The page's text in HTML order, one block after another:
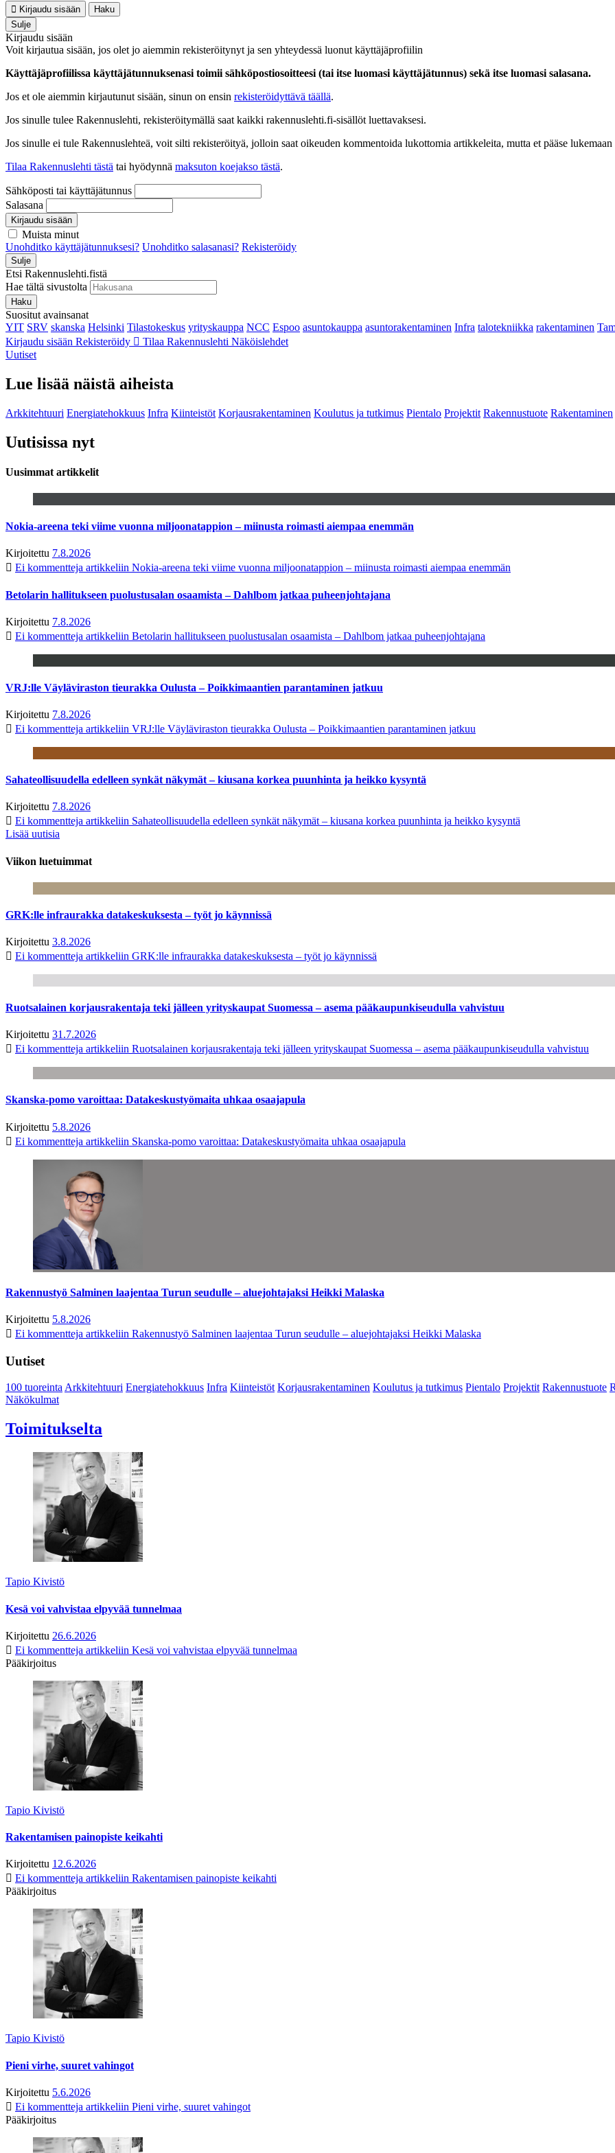
Kirjaudu sisään
Haku
Sulje
Kirjaudu sisään
Voit kirjautua sisään, jos olet jo aiemmin rekisteröitynyt ja sen yhteydessä luonut käyttäjäprofiilin
Käyttäjäprofiilissa käyttäjätunnuksenasi toimii sähköpostiosoitteesi (tai itse luomasi käyttäjätunnus) sekä itse luomasi salasana.
Jos et ole aiemmin kirjautunut sisään, sinun on ensin rekisteröidyttävä täällä.
Jos sinulle tulee Rakennuslehti, rekisteröitymällä saat kaikki rakennuslehti.fi-sisällöt luettavaksesi.
Jos sinulle ei tule Rakennuslehteä, voit silti rekisteröityä, jolloin saat oikeuden kommentoida lukottomia artikkeleita, mutta et pääse
Tilaa Rakennuslehti tästä tai hyödynnä maksuton koejakso tästä.
Sähköposti tai käyttäjätunnus
Salasana
Kirjaudu sisään
Muista minut
Unohditko käyttäjätunnuksesi? Unohditko salasanasi? Rekisteröidy
Sulje
Etsi Rakennuslehti.fistä
Hae tältä sivustolta
Haku
Suositut avainsanat
YIT SRV skanska Helsinki Tilastokeskus yrityskauppa NCC Espoo asuntokauppa asuntorakentaminen Infra talotekniikka rakentaminen
Kirjaudu sisään Rekisteröidy Tilaa Rakennuslehti Näköislehdet
Uutiset
Lue lisää näistä aiheista
Arkkitehtuuri Energiatehokkuus Infra Kiinteistöt Korjausrakentaminen Koulutus ja tutkimus Pientalo Projektit Rakennustuote Rakentaminen
Uutisissa nyt
Uusimmat artikkelit
Nokia-areena teki viime vuonna miljoonatappion – miinusta roimasti aiempaa enemmän
Kirjoitettu 7.8.2026
Ei kommentteja artikkeliin Nokia-areena teki viime vuonna miljoonatappion – miinusta roimasti aiempaa enemmän
Betolarin hallitukseen puolustusalan osaamista – Dahlbom jatkaa puheenjohtajana
Kirjoitettu 7.8.2026
Ei kommentteja artikkeliin Betolarin hallitukseen puolustusalan osaamista – Dahlbom jatkaa puheenjohtajana
VRJ:lle Väyläviraston tieurakka Oulusta – Poikkimaantien parantaminen jatkuu
Kirjoitettu 7.8.2026
Ei kommentteja artikkeliin VRJ:lle Väyläviraston tieurakka Oulusta – Poikkimaantien parantaminen jatkuu
Sahateollisuudella edelleen synkät näkymät – kiusana korkea puunhinta ja heikko kysyntä
Kirjoitettu 7.8.2026
Ei kommentteja artikkeliin Sahateollisuudella edelleen synkät näkymät – kiusana korkea puunhinta ja heikko kysyntä
Lisää uutisia
Viikon luetuimmat
GRK:lle infraurakka datakeskuksesta – työt jo käynnissä
Kirjoitettu 3.8.2026
Ei kommentteja artikkeliin GRK:lle infraurakka datakeskuksesta – työt jo käynnissä
Ruotsalainen korjausrakentaja teki jälleen yrityskaupat Suomessa – asema pääkaupunkiseudulla vahvistuu
Kirjoitettu 31.7.2026
Ei kommentteja artikkeliin Ruotsalainen korjausrakentaja teki jälleen yrityskaupat Suomessa – asema pääkaupunkiseudulla vahvistuu
Skanska-pomo varoittaa: Datakeskustyömaita uhkaa osaajapula
Kirjoitettu 5.8.2026
Ei kommentteja artikkeliin Skanska-pomo varoittaa: Datakeskustyömaita uhkaa osaajapula
Rakennustyö Salminen laajentaa Turun seudulle – aluejohtajaksi Heikki Malaska
Kirjoitettu 5.8.2026
Ei kommentteja artikkeliin Rakennustyö Salminen laajentaa Turun seudulle – aluejohtajaksi Heikki Malaska
Uutiset
100 tuoreintaArkkitehtuuri Energiatehokkuus Infra Kiinteistöt Korjausrakentaminen Koulutus ja tutkimus Pientalo Projektit Rakennustuote
Näkökulmat
Toimitukselta
Tapio Kivistö
Kesä voi vahvistaa elpyvää tunnelmaa
Kirjoitettu 26.6.2026
Ei kommentteja artikkeliin Kesä voi vahvistaa elpyvää tunnelmaa
Pääkirjoitus
Tapio Kivistö
Rakentamisen painopiste keikahti
Kirjoitettu 12.6.2026
Ei kommentteja artikkeliin Rakentamisen painopiste keikahti
Pääkirjoitus
Tapio Kivistö
Pieni virhe, suuret vahingot
Kirjoitettu 5.6.2026
Ei kommentteja artikkeliin Pieni virhe, suuret vahingot
Pääkirjoitus